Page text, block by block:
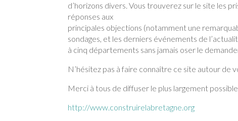
d’horizons divers. Vous trouverez sur le site les
réponses aux
principales objections (notamment une
sondages, et les derniers événements de
à cinq départements sans jamais oser le
N’hésitez pas à faire connaître ce site autour de
Merci à tous de diffuser le plus largement
http://www.construirelabretagne.org